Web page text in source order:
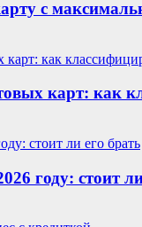
с
карт: как
году: стоит